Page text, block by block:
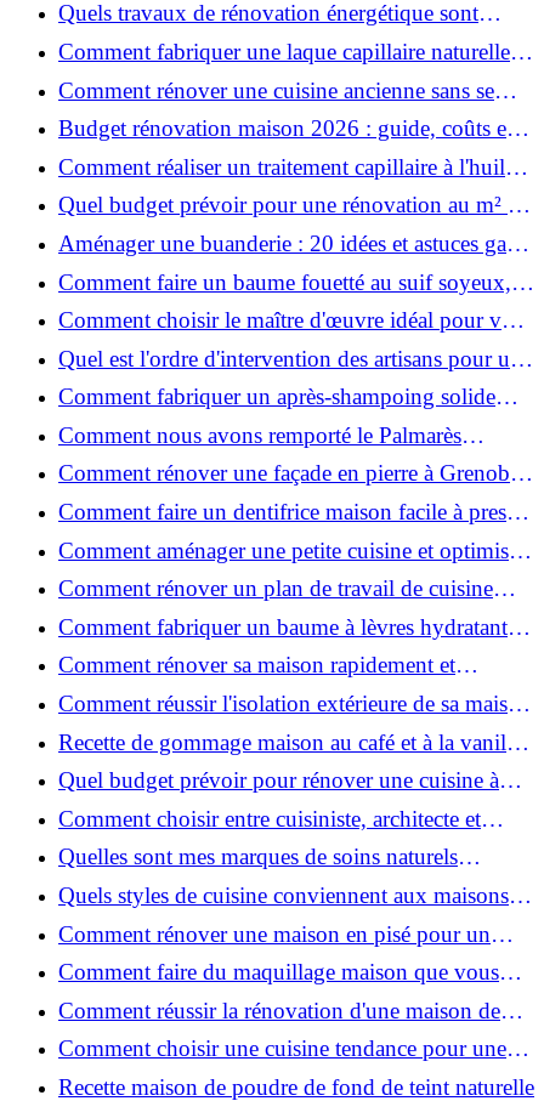
Quels travaux de rénovation énergétique sont
éligibles à MaPrimeRénov' ?
Comment fabriquer une laque capillaire naturelle
maison ?
Comment rénover une cuisine ancienne sans se
ruiner ?
Budget rénovation maison 2026 : guide, coûts et
astuces
Comment réaliser un traitement capillaire à l'huile
maison efficace ?
Quel budget prévoir pour une rénovation au m² en
2026 ?
Aménager une buanderie : 20 idées et astuces gain
de place pour un espace fonctionnel et stylé
Comment faire un baume fouetté au suif soyeux,
fait maison ?
Comment choisir le maître d'œuvre idéal pour vos
travaux de rénovation ?
Quel est l'ordre d'intervention des artisans pour une
rénovation ?
Comment fabriquer un après-shampoing solide
naturel pour cheveux ?
Comment nous avons remporté le Palmarès
(Ré)HABITER 2025 : les coulisses du projet primé
?
Comment rénover une façade en pierre à Grenoble
: techniques, coûts et conseils
Comment faire un dentifrice maison facile à presser
?
Comment aménager une petite cuisine et optimiser
chaque centimètre carré ?
Comment rénover un plan de travail de cuisine
facilement : guide étape par étape
Comment fabriquer un baume à lèvres hydratant et
naturel au suif ?
Comment rénover sa maison rapidement et
efficacement ?
Comment réussir l'isolation extérieure de sa maison
pour une rénovation performante et durable ?
Recette de gommage maison au café et à la vanille
pour une peau douce
Quel budget prévoir pour rénover une cuisine à
Voiron en 2026 : coûts et aides locales ?
Comment choisir entre cuisiniste, architecte et
contractant général à Voiron ?
Quelles sont mes marques de soins naturels
préférées ?
Quels styles de cuisine conviennent aux maisons et
appartements du Voironnais ?
Comment rénover une maison en pisé pour un
habitat sain et performant ?
Comment faire du maquillage maison que vous
utiliserez vraiment ?
Comment réussir la rénovation d'une maison de
ville en 2026 ?
Comment choisir une cuisine tendance pour une
rénovation en 2026 ?
Recette maison de poudre de fond de teint naturelle